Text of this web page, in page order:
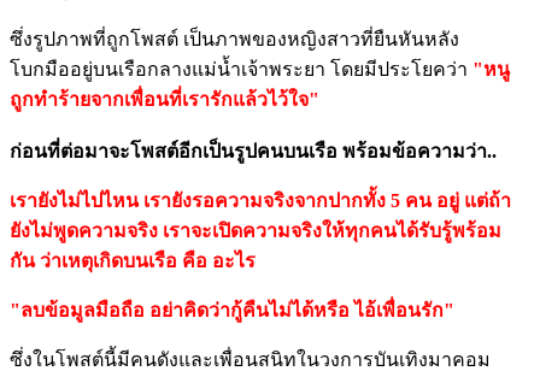
ซึ่งรูปภาพที่ถูกโพสต์ เป็นภาพของหญิงสาวที่ยืนหันหลัง
โบกมืออยู่บนเรือกลางแม่น้ำเจ้าพระยา โดยมีประโยคว่า "หนู
ถูกทำร้ายจากเพื่อนที่เรารักแล้วไว้ใจ"
ก่อนที่ต่อมาจะโพสต์อีกเป็นรูปคนบนเรือ พร้อมข้อความว่า..
เรายังไม่ไปไหน เรายังรอความจริงจากปากทั้ง 5 คน อยู่ แต่ถ้า
ยังไม่พูดความจริง เราจะเปิดความจริงให้ทุกคนได้รับรู้พร้อม
กัน ว่าเหตุเกิดบนเรือ คือ อะไร
"ลบข้อมูลมือถือ อย่าคิดว่ากู้คืนไม่ได้หรือ ไอ้เพื่อนรัก"
ซึ่งในโพสต์นี้มีคนดังและเพื่อนสนิทในวงการบันเทิงมาคอม